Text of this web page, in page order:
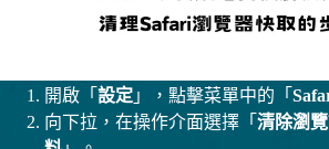
開啟「 設定 」，點擊菜單中的「
向下拉，在操作介面選擇「 清除瀏